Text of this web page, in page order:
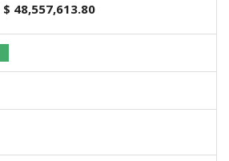
$ 48,557,613.80